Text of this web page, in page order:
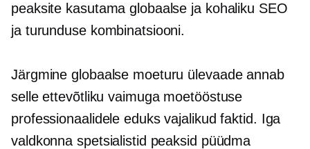
peaksite kasutama globaalse ja kohaliku SEO
ja turunduse kombinatsiooni.
Järgmine globaalse moeturu ülevaade annab
selle ettevõtliku vaimuga moetööstuse
professionaalidele eduks vajalikud faktid. Iga
valdkonna spetsialistid peaksid püüdma